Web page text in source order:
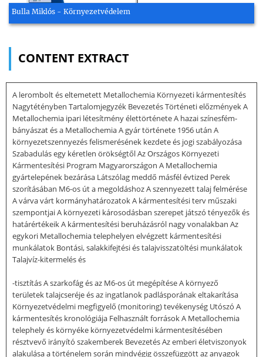
Bulla Miklós - Környezetvédelem
CONTENT EXTRACT
A lerombolt és eltemetett Metallochemia Környezeti kármentesítés
Nagytétényben Tartalomjegyzék Bevezetés Történeti előzmények A
Metallochemia ipari létesítmény élettörténete A hazai színesfém-
bányászat és a Metallochemia A gyár története 1956 után A
környezetszennyezés felismerésének kezdete és jogi szabályozása
Szabadulás egy kéretlen örökségtől Az Országos Környezeti
Kármentesítési Program Magyarországon A Metallochemia
gyártelepének bezárása Látszólag meddő másfél évtized Perek
szorításában M6-os út a megoldáshoz A szennyezett talaj felmérése
A várva várt kormányhatározatok A kármentesítési terv műszaki
szempontjai A környezeti károsodásban szerepet játszó tényezők és
határértékeik A kármentesítési beruházásról nagy vonalakban Az
egykori Metallochemia telephelyen elvégzett kármentesítési
munkálatok Bontási, salakkifejtési és talajvisszatöltési munkálatok
Talajvíz-kitermelés és
-tisztítás A szarkofág és az M6-os út megépítése A környező
területek talajcseréje és az ingatlanok padlásporának eltakarítása
Környezetvédelmi megfigyelő (monitoring) tevékenység Utószó A
kármentesítés kronológiája Felhasznált források A Metallochemia
telephely és környéke környezetvédelmi kármentesítésében
résztvevő irányító szakemberek Bevezetés Az emberi életviszonyok
alakulása a történelem során mindvégig összefüggött az anyagok